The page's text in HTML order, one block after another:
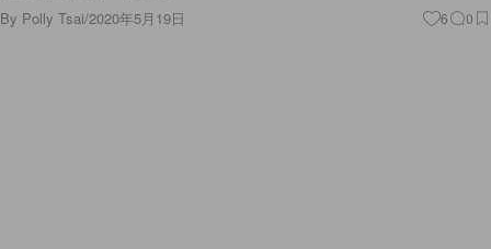
By Polly Tsai/2020年5月19日 6 0